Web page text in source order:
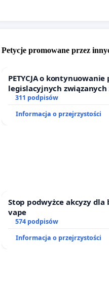
Petycje promowane przez
PETYCJA o kontynuowanie
legislacyjnych
prawa rodzinnego
311 podpisów
Informacja o przejrzystości
Stop podwyżce akcyzy dla
vape
574 podpisów
Informacja o przejrzystości